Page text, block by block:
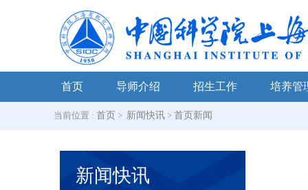
首页 导师介绍 招生工作 培养管
当前位置 : 首页 > 新闻快讯> 首页新闻
新闻快讯